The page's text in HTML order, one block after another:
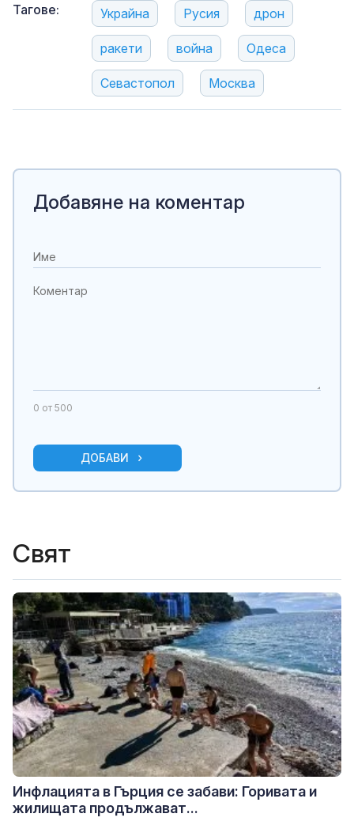
Тагове: Украйна Русия дрон
ракети война Одеса
Севастопол Москва
Добавяне на коментар
0 от 500
ДОБАВИ
Свят
Инфлацията в Гърция се забави: Горивата и
жилищата продължават...